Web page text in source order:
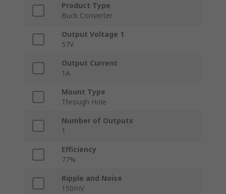
Product Type
Buck Converter
Output Voltage 1
57V
Output Current
1A
Mount Type
Through Hole
Number of Outputs
1
Efficiency
77%
Ripple and Noise
150mV